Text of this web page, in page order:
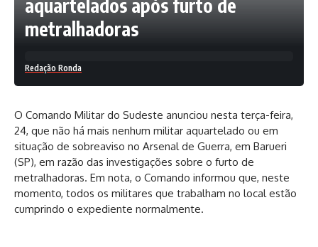
aquartelados após furto de
metralhadoras
Redação Ronda
O Comando Militar do Sudeste anunciou nesta terça-feira,
24, que não há mais nenhum militar aquartelado ou em
situação de sobreaviso no Arsenal de Guerra, em Barueri
(SP), em razão das investigações sobre o furto de
metralhadoras. Em nota, o Comando informou que, neste
momento, todos os militares que trabalham no local estão
cumprindo o expediente normalmente.